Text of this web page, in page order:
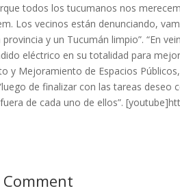
todos los tucumanos nos
Los vecinos están denunciando,
y un Tucumán limpio”. “En
eléctrico en su totalidad para
y Mejoramiento de Espacios
de finalizar con las tareas
de cada uno de ellos”.